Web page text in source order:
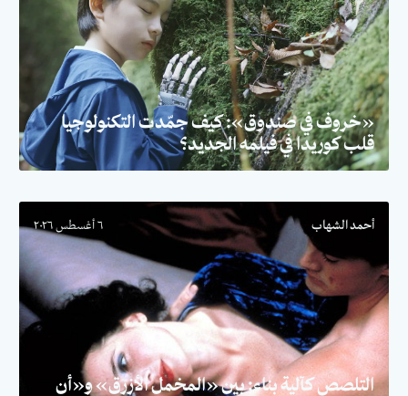
«خروف في صندوق»: كيف جمّدت التكنولوجيا
قلب كوريدا في فيلمه الجديد؟
أحمد الشهاب ٦ أغسطس ٢٠٢٦
التلصص كآلية بناء: بين «المخمل الأزرق» و«أن